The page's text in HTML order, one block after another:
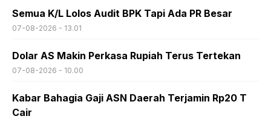
Semua K/L Lolos Audit BPK Tapi Ada PR Besar
07-08-2026 - 13.01
Dolar AS Makin Perkasa Rupiah Terus Tertekan
07-08-2026 - 10.00
Kabar Bahagia Gaji ASN Daerah Terjamin Rp20 T
Cair